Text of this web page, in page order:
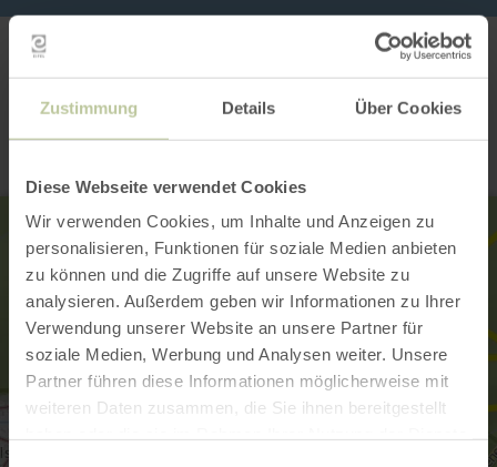
Zustimmung Details Über Cookies
Diese Webseite verwendet Cookies
Wir verwenden Cookies, um Inhalte und Anzeigen zu
personalisieren, Funktionen für soziale Medien anbieten
zu können und die Zugriffe auf unsere Website zu
analysieren. Außerdem geben wir Informationen zu Ihrer
Verwendung unserer Website an unsere Partner für
soziale Medien, Werbung und Analysen weiter. Unsere
Partner führen diese Informationen möglicherweise mit
weiteren Daten zusammen, die Sie ihnen bereitgestellt
Kontakt